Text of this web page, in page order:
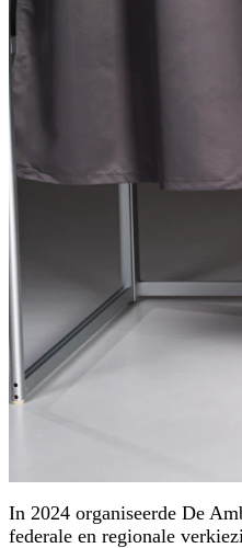
In 2024 organiseerde De
federale en regionale